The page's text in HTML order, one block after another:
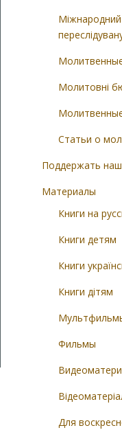
Молитовні
Статьи о
Поддержать
Материалы
Книги на
Книги детям
Книги
Книги дітям
Фильмы
Для